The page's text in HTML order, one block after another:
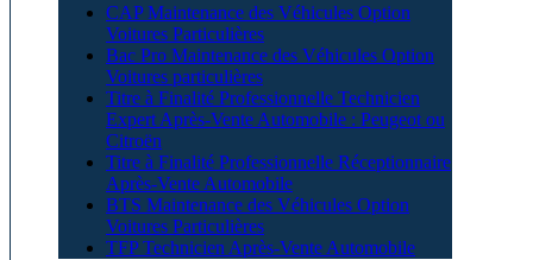
CAP Maintenance des Véhicules Option
Voitures Particulières
Bac Pro Maintenance des Véhicules Option
Voitures particulières
Titre à Finalité Professionnelle Technicien
Expert Après-Vente Automobile : Peugeot ou
Citroën
Titre à Finalité Professionnelle Réceptionnaire
Après-Vente Automobile
BTS Maintenance des Véhicules Option
Voitures Particulières
TFP Technicien Après-Vente Automobile